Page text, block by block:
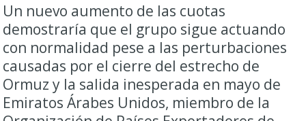
Un nuevo aumento de las cuotas
demostraría que el grupo sigue actuando
con normalidad pese a las perturbaciones ​
causadas por el cierre del estrecho de
Ormuz y la salida inesperada en mayo de
Emiratos Árabes Unidos, miembro de la